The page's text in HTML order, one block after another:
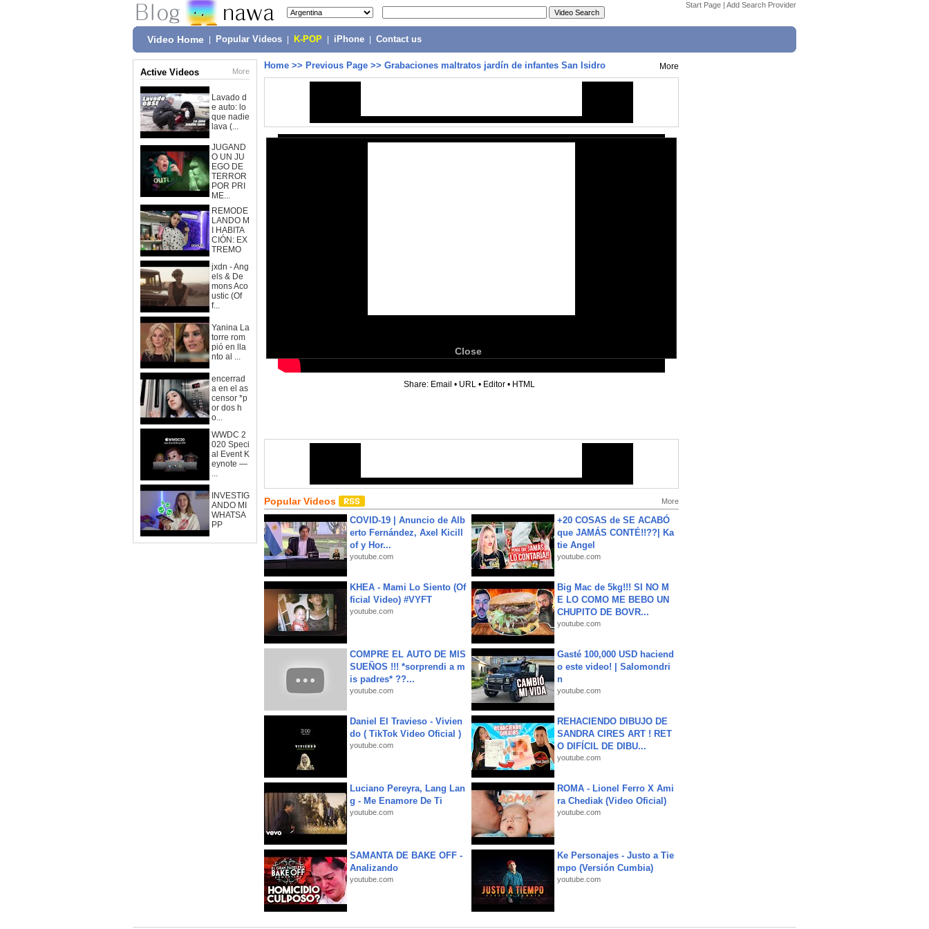
Start Page | Add Search Provider
Video Home Popular Videos K-POP iPhone Contact us
Active Videos More
Lavado d
e auto: lo
que nadie
lava (...
JUGAND
O UN JU
EGO DE
TERROR
POR PRI
ME...
REMODE
LANDO M
I HABITA
CIÓN: EX
TREMO
jxdn - Ang
els & De
mons Aco
ustic (Of
f...
Yanina La
torre rom
pió en lla
nto al ...
encerrad
a en el as
censor *p
or dos h
o...
WWDC 2
020 Speci
al Event K
eynote —
...
INVESTIG
ANDO MI
WHATSA
PP
Home >> Previous Page >> Grabaciones maltratos jardín de infantes San Isidro More
Close
Share: Email • URL • Editor • HTML
Popular Videos More
COVID-19 | Anuncio de Alb
erto Fernández, Axel Kicill
of y Hor...
youtube.com
+20 COSAS de SE ACABÓ
que JAMÁS CONTÉ!!??| Ka
tie Angel
youtube.com
KHEA - Mami Lo Siento (Of
ficial Video) #VYFT
youtube.com
Big Mac de 5kg!!! SI NO M
E LO COMO ME BEBO UN
CHUPITO DE BOVR...
youtube.com
COMPRE EL AUTO DE MIS
SUEÑOS !!! *sorprendi a m
is padres* ??...
youtube.com
Gasté 100,000 USD haciend
o este video! | Salomondri
n
youtube.com
Daniel El Travieso - Vivien
do ( TikTok Video Oficial )
youtube.com
REHACIENDO DIBUJO DE
SANDRA CIRES ART ! RET
O DIFÍCIL DE DIBU...
youtube.com
Luciano Pereyra, Lang Lan
g - Me Enamore De Ti
youtube.com
ROMA - Lionel Ferro X Ami
ra Chediak (Video Oficial)
youtube.com
SAMANTA DE BAKE OFF -
Analizando
youtube.com
Ke Personajes - Justo a Tie
mpo (Versión Cumbia)
youtube.com